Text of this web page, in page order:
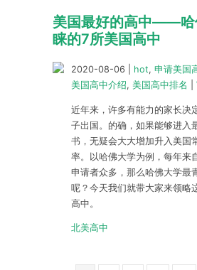
美国最好的高中——哈
睐的7所美国高中
2020-08-06 hot, 申请美国
美国高中介绍, 美国高中排名
近年来，许多有能力的家长决
子出国。的确，如果能够进入
书，无疑会大大增加升入美国
率。以哈佛大学为例，每年来
申请者众多，那么哈佛大学最
呢？今天我们就带大家来领略
高中。
北美高中